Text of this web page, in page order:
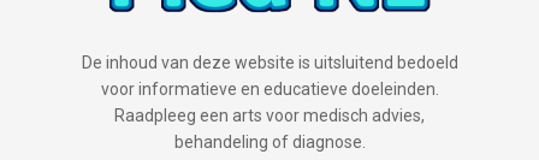
De inhoud van deze website is uitsluitend bedoeld
voor informatieve en educatieve doeleinden.
Raadpleeg een arts voor medisch advies,
behandeling of diagnose.